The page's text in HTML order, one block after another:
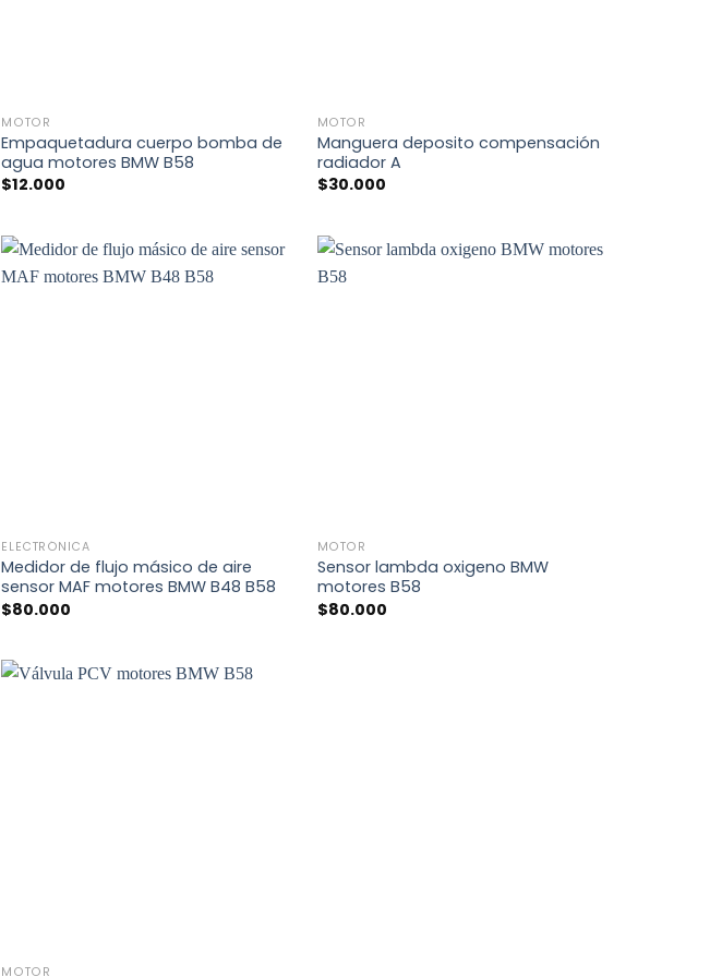
MOTOR
Empaquetadura cuerpo bomba de
agua motores BMW B58
$12.000
MOTOR
Manguera deposito compensación
radiador A
$30.000
ELECTRÓNICA
Medidor de flujo másico de aire
sensor MAF motores BMW B48 B58
$80.000
MOTOR
Sensor lambda oxigeno BMW
motores B58
$80.000
MOTOR